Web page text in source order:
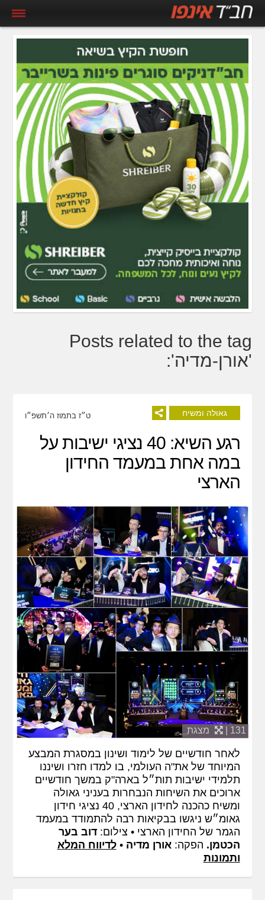
Posts related to the tag
'אורן-מדיה':
גאולה ומשיח ט״ז בתמוז ה׳תשפ״ו
רגע השיא: 40 נציגי ישיבות על
במה אחת במעמד החידון
הארצי
131 | מצגת
לאחר חודשיים של לימוד ושינון במסגרת המבצע
המיוחד של את"ה העולמי, בו למדו חזרו ושיננו
תלמידי ישיבות תות״ל בארה"ק במשך חודשיים
ארוכים את השיחות הנבחרות בעניני גאולה
ומשיח כהכנה לחידון הארצי, 40 נציגי חידון
גאומ״ש ניגשו בבקיאות רבה להתמודד במעמד
הגמר של החידון הארצי • צילום: דוב בער
הכטמן. הפקה:אורן מדיה • לדיווח המלא
ותמונות